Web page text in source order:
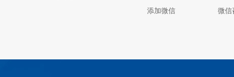
添加微信 微信